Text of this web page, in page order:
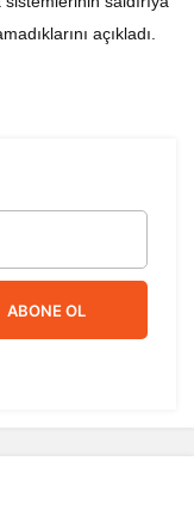
açıkladı.
ABONE OL